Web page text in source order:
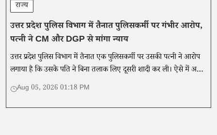
राज्य
उत्तर प्रदेश पुलिस विभाग में तैनात पुलिसकर्मी पर गंभीर आरोप,
पत्नी ने CM और DGP से मांगा न्याय
उत्तर प्रदेश पुलिस विभाग में तैनात एक पुलिसकर्मी पर उसकी पत्नी ने आरोप
लगाया है कि उसके पति ने बिना तलाक लिए दूसरी शादी कर ली। ऐसे में अब
महिला विभागीय कार्रवाई की मांग की है।
Aug 05, 2026 01:18 PM